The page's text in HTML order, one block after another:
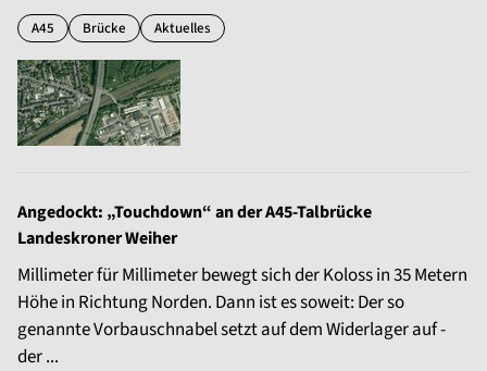
A45 Brücke Aktuelles
Angedockt: „Touchdown“ an der A45-Talbrücke
Landeskroner Weiher
Millimeter für Millimeter bewegt sich der Koloss in 35 Metern
Höhe in Richtung Norden. Dann ist es soweit: Der so
genannte Vorbauschnabel setzt auf dem Widerlager auf -
der ...